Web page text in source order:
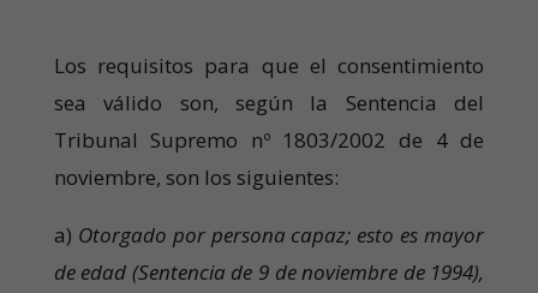
Los requisitos para que el consentimiento
sea válido son, según la Sentencia del
Tribunal Supremo nº 1803/2002 de 4 de
noviembre, son los siguientes:
a) Otorgado por persona capaz; esto es mayor
de edad (Sentencia de 9 de noviembre de 1994),